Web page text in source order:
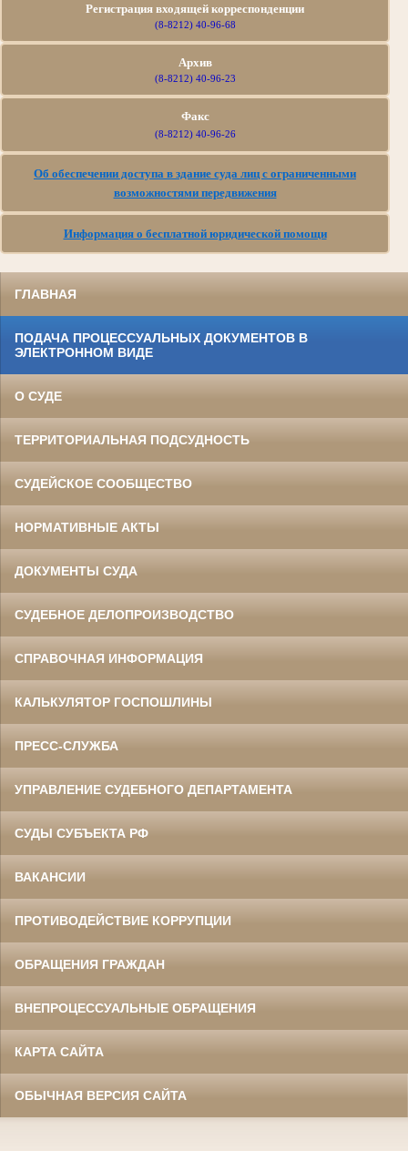
Регистрация входящей корреспонденции
(8-8212) 40-96-68
Архив
(8-8212) 40-96-23
Факс
(8-8212) 40-96-26
Об обеспечении доступа в здание суда лиц с ограниченными
возможностями передвижения
Информация о бесплатной юридической помощи
ГЛАВНАЯ
ПОДАЧА ПРОЦЕССУАЛЬНЫХ ДОКУМЕНТОВ В
ЭЛЕКТРОННОМ ВИДЕ
О СУДЕ
ТЕРРИТОРИАЛЬНАЯ ПОДСУДНОСТЬ
СУДЕЙСКОЕ СООБЩЕСТВО
НОРМАТИВНЫЕ АКТЫ
ДОКУМЕНТЫ СУДА
СУДЕБНОЕ ДЕЛОПРОИЗВОДСТВО
СПРАВОЧНАЯ ИНФОРМАЦИЯ
КАЛЬКУЛЯТОР ГОСПОШЛИНЫ
ПРЕСС-СЛУЖБА
УПРАВЛЕНИЕ СУДЕБНОГО ДЕПАРТАМЕНТА
СУДЫ СУБЪЕКТА РФ
ВАКАНСИИ
ПРОТИВОДЕЙСТВИЕ КОРРУПЦИИ
ОБРАЩЕНИЯ ГРАЖДАН
ВНЕПРОЦЕССУАЛЬНЫЕ ОБРАЩЕНИЯ
КАРТА САЙТА
ОБЫЧНАЯ ВЕРСИЯ САЙТА